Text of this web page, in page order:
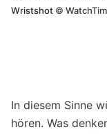
Wristshot ©
In diesem Sinne
hören. Was